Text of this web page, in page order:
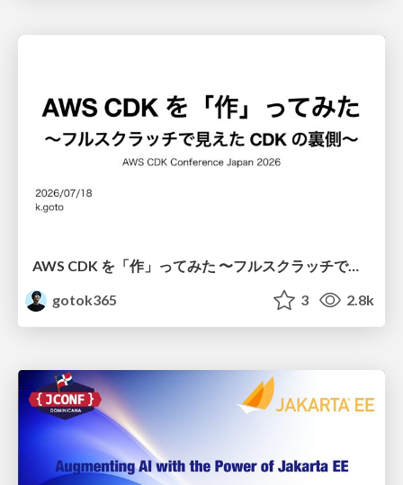
AWS CDK を「作」ってみた 〜フルスクラッチで見えた CDK の裏側〜 / aws-cdk-from-scratch
gotok365
3 2.8k